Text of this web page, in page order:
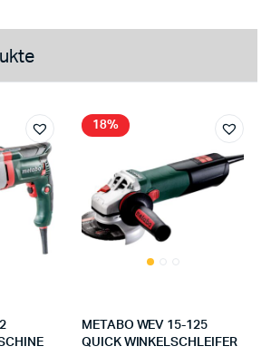
18%
METABO WEV 15-125
QUICK WINKELSCHLEIFER